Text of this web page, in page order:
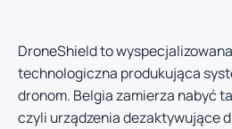
DroneShield to
technologiczna produkująca
dronom. Belgia zamierza nabyć
czyli urządzenia dezaktywujące